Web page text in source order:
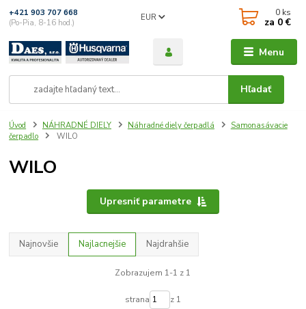
Menu
EUR
Hľadať
+421 903 707 668
(Po-Pia, 8-16 hod.)
0 ks
za 0 €
Úvod NÁHRADNÉ DIELY Náhradné diely čerpadlá
Samonasávacie
čerpadlo
WILO
WILO
Upresniť parametre
Najnovšie Najlacnejšie Najdrahšie
Zobrazujem 1-1 z 1
strana z 1